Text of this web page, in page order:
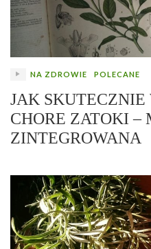
NA ZDROWIE POLECANE
JAK
CHORE ZATOKI –
ZINTEGROWANA